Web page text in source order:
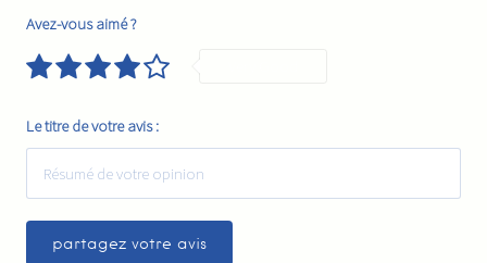
Avez-vous aimé ?
Le titre de votre avis :